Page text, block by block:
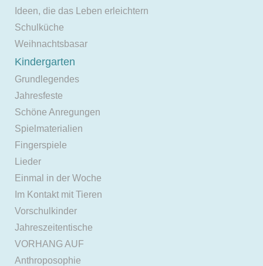
Ideen, die das Leben erleichtern
Schulküche
Weihnachtsbasar
Kindergarten
Grundlegendes
Jahresfeste
Schöne Anregungen
Spielmaterialien
Fingerspiele
Lieder
Einmal in der Woche
Im Kontakt mit Tieren
Vorschulkinder
Jahreszeitentische
VORHANG AUF
Anthroposophie